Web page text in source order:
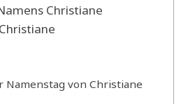
Christiane
Namenstag von Christiane